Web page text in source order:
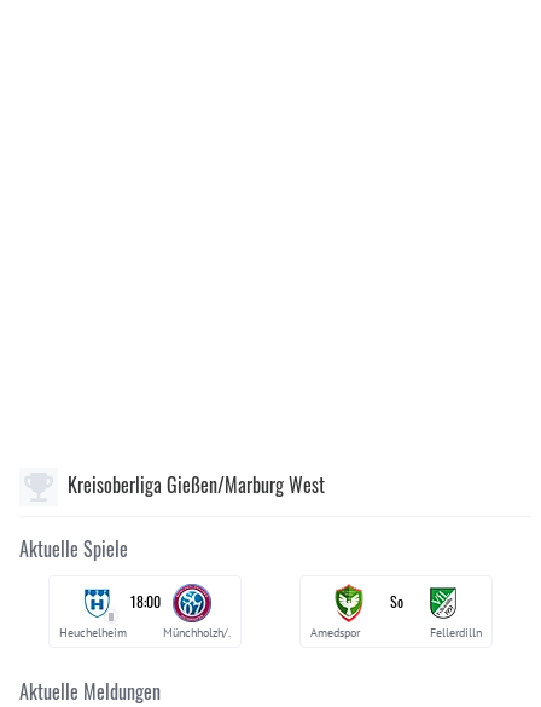
Kreisoberliga Gießen/Marburg West
Aktuelle Spiele
II
18:00
Heuchelheim Münchholzh/.
So
Amedspor Fellerdilln
Aktuelle Meldungen